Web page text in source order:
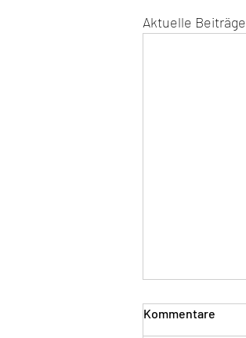
Aktuelle Beiträge
Kommentare